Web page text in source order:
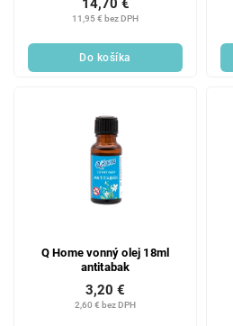
11,95 € bez DPH
14,70 €
Do košíka
Q Home vonný olej 18ml
antitabak
2,60 € bez DPH
3,20 €